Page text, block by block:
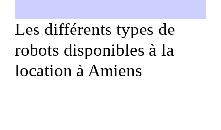
Les différents types de
robots disponibles à la
location à Amiens